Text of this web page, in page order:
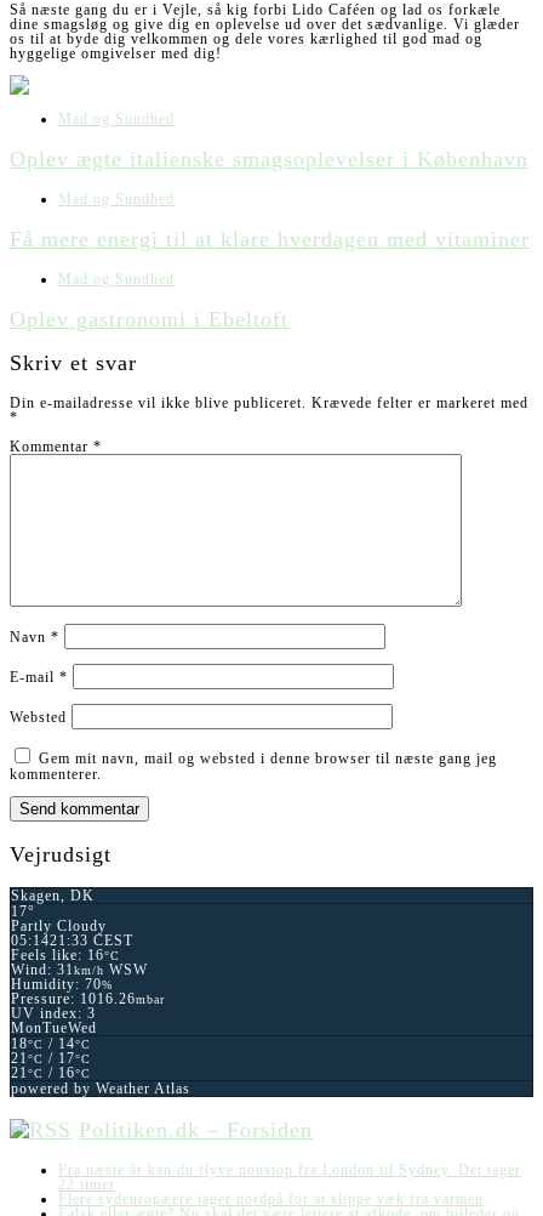
Så næste gang du er i Vejle, så kig forbi Lido Caféen og lad os forkæle
dine smagsløg og give dig en oplevelse ud over det sædvanlige. Vi glæder
os til at byde dig velkommen og dele vores kærlighed til god mad og
hyggelige omgivelser med dig!
Mad og Sundhed
Oplev ægte italienske smagsoplevelser i København
Mad og Sundhed
Få mere energi til at klare hverdagen med vitaminer
Mad og Sundhed
Oplev gastronomi i Ebeltoft
Skriv et svar
Din e-mailadresse vil ikke blive publiceret. Krævede felter er markeret med
*
Kommentar *
Navn *
E-mail *
Websted
Gem mit navn, mail og websted i denne browser til næste gang jeg
kommenterer.
Vejrudsigt
Skagen, DK
17°
Partly Cloudy
05:1421:33 CEST
Feels like: 16°C
Wind: 31km/h WSW
Humidity: 70%
Pressure: 1016.26mbar
UV index: 3
MonTueWed
18°C / 14°C
21°C / 17°C
21°C / 16°C
powered by Weather Atlas
Politiken.dk – Forsiden
Fra næste år kan du flyve nonstop fra London til Sydney. Det tager
22 timer
Flere sydeuropæere tager nordpå for at slippe væk fra varmen